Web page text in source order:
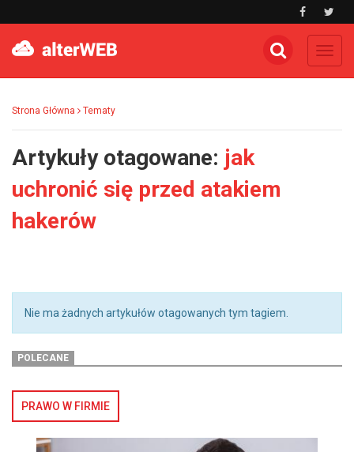
Strona Główna Tematy
Artykuły otagowane: jak
uchronić się przed atakiem
hakerów
Nie ma żadnych artykułów otagowanych tym tagiem.
POLECANE
PRAWO W FIRMIE